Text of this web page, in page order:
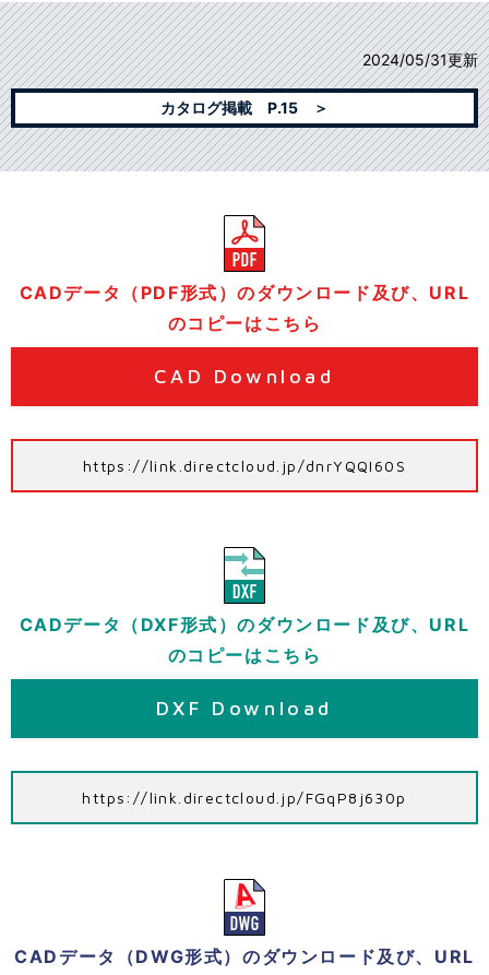
2024/05/31更新
カタログ掲載 P.15 ＞
CADデータ（PDF形式）のダウンロード及び、URL
のコピーはこちら
CAD Download
https://link.directcloud.jp/dnrYQQI60S
CADデータ（DXF形式）のダウンロード及び、URL
のコピーはこちら
DXF Download
https://link.directcloud.jp/FGqP8j630p
CADデータ（DWG形式）のダウンロード及び、URL